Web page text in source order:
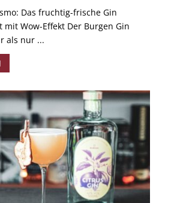
Das fruchtig-frische Gin
mit Wow-Effekt Der Burgen Gin
als nur ...